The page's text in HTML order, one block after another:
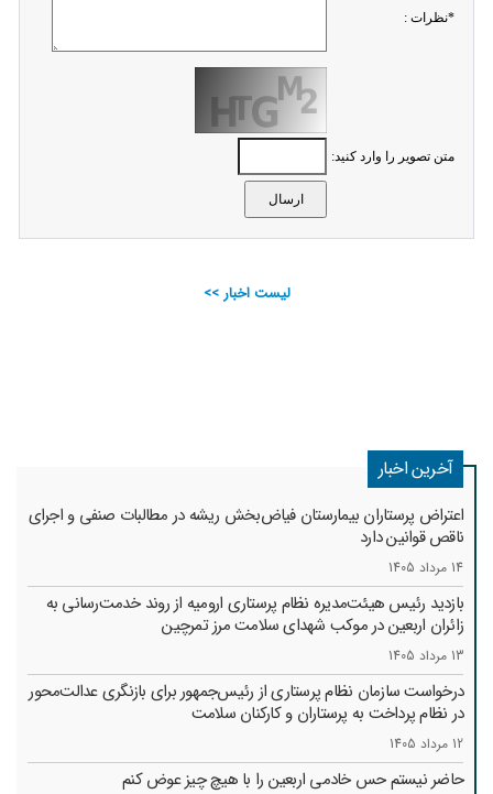
*نظرات :
متن تصویر را وارد کنید:
لیست اخبار >>
آخرین اخبار
اعتراض پرستاران بیمارستان فیاض‌بخش ریشه در مطالبات صنفی و اجرای
ناقص قوانین دارد
14 مرداد 1405
بازدید رئیس هیئت‌مدیره نظام پرستاری ارومیه از روند خدمت‌رسانی به
زائران اربعین در موکب شهدای سلامت مرز تمرچین
13 مرداد 1405
درخواست سازمان نظام پرستاری از رئیس‌جمهور برای بازنگری عدالت‌محور
در نظام پرداخت به پرستاران و کارکنان سلامت
12 مرداد 1405
حاضر نیستم حس خادمی اربعین را با هیچ چیز عوض کنم